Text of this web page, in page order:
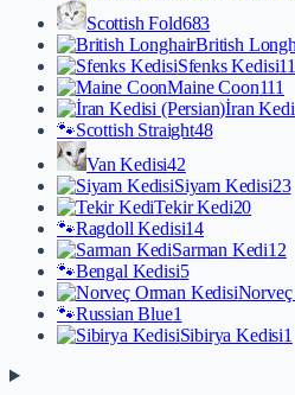
Scottish Fold683
British
Sfenks Kedisi
Maine Coon111
İran
🐾Scottish Straight48
Van Kedisi42
Siyam Kedisi23
Tekir Kedi20
🐾Ragdoll Kedisi14
Sarman Kedi12
🐾Bengal Kedisi5
🐾Russian Blue1
Sibirya Kedisi1